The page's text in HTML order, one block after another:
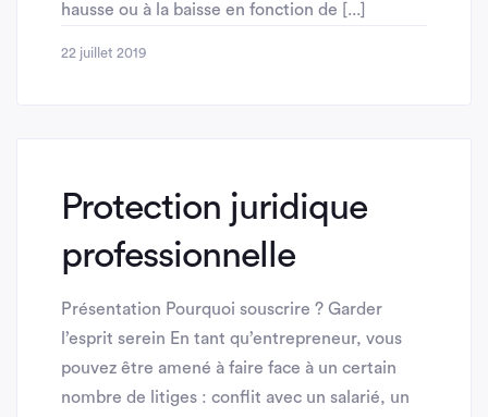
hausse ou à la baisse en fonction de [...]
22 juillet 2019
Protection juridique
professionnelle
Présentation Pourquoi souscrire ? Garder
l’esprit serein En tant qu’entrepreneur, vous
pouvez être amené à faire face à un certain
nombre de litiges : conflit avec un salarié, un